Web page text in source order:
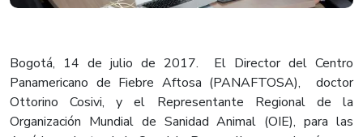
Bogotá, 14 de julio de 2017. El Director del Centro
Panamericano de Fiebre Aftosa (PANAFTOSA), doctor
Ottorino Cosivi, y el Representante Regional de la
Organización Mundial de Sanidad Animal (OIE), para las